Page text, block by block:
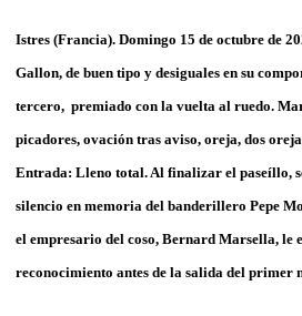
Istres (Francia). Domingo 15 de octubre de
Gallon, de buen tipo y desiguales en su
tercero, premiado con la vuelta al ruedo.
picadores, ovación tras aviso, oreja, dos
Entrada: Lleno total. Al finalizar el paseíllo,
silencio en memoria del banderillero Pepe
el empresario del coso, Bernard Marsella, le
reconocimiento antes de la salida del primer